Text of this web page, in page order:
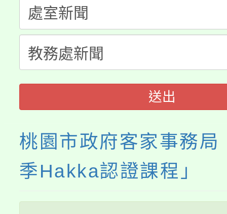
者。
份教師研習
淨零綠生活教案入校路
會
115年食農教育專業人
程
送出
桃園市政府客家事務
季Hakka認證課程」